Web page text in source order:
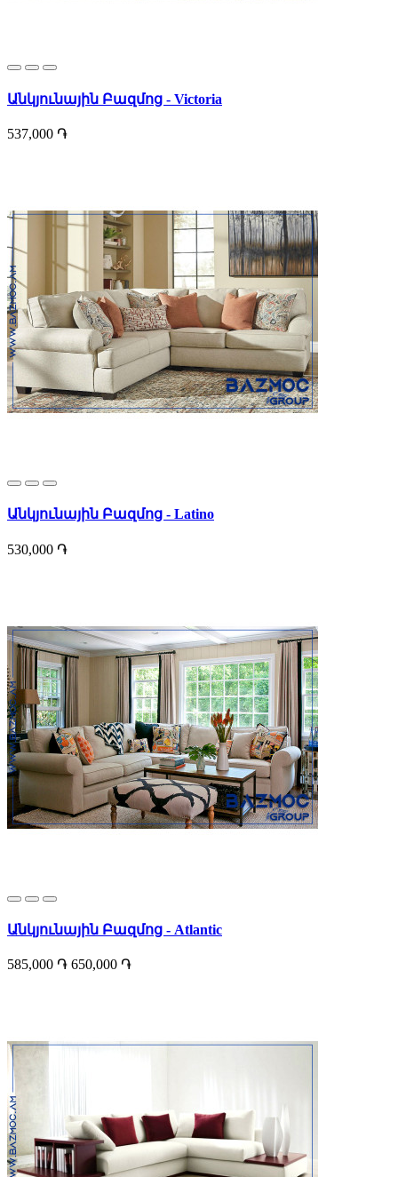
Անկյունային Բազմոց - Victoria
537,000 ֏
Անկյունային Բազմոց - Latino
530,000 ֏
Անկյունային Բազմոց - Atlantic
585,000 ֏ 650,000 ֏